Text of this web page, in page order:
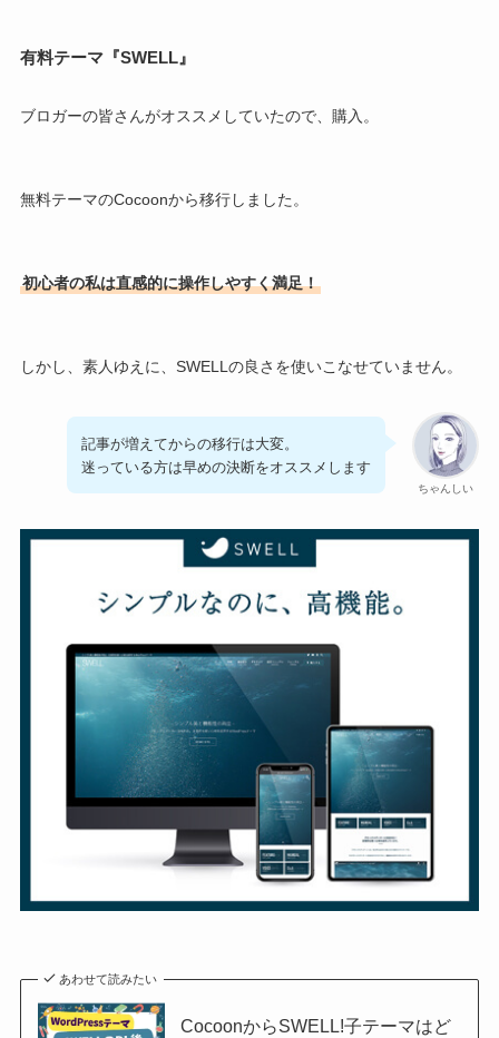
有料テーマ『SWELL』
ブロガーの皆さんがオススメしていたので、購入。
無料テーマのCocoonから移行しました。
初心者の私は直感的に操作しやすく満足！
しかし、素人ゆえに、SWELLの良さを使いこなせていません。
ちゃんしい
記事が増えてからの移行は大変。
迷っている方は早めの決断をオススメします
あわせて読みたい
CocoonからSWELL!子テーマはど